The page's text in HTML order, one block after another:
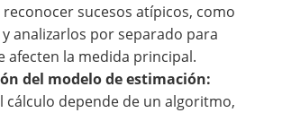
reconocer sucesos atípicos, como
analizarlos por separado para
afecten la medida principal.
del modelo de estimación:
cálculo depende de un algoritmo,